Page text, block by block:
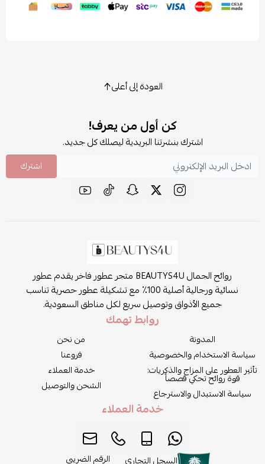
العودة إلى أعلى
كن أول من يعرف!
اشترك بنشرتنا البريدية ليصلك كل جديد.
اشترك
روائح الجمال BEAUTYS4U متجر عطور فاخر يقدم عطور
نسائية ورجالية أصلية 100٪ مع تشكيلة عطور حصرية تناسب
جميع الأذواق وتوصيل سريع لكل مناطق السعودية.
روابط تهمك
المدونة
سياسة الاستخدام والخصوصية
تأثير العطور على المزاج والذكريات:
قوة روائح تحكي قصصاً
سياسة الاستبدال والاسترجاع
من نحن
فروعنا
خدمة العملاء
الشحن والتوصيل
خدمة العملاء
السجل التجاري الرقم الضريبي